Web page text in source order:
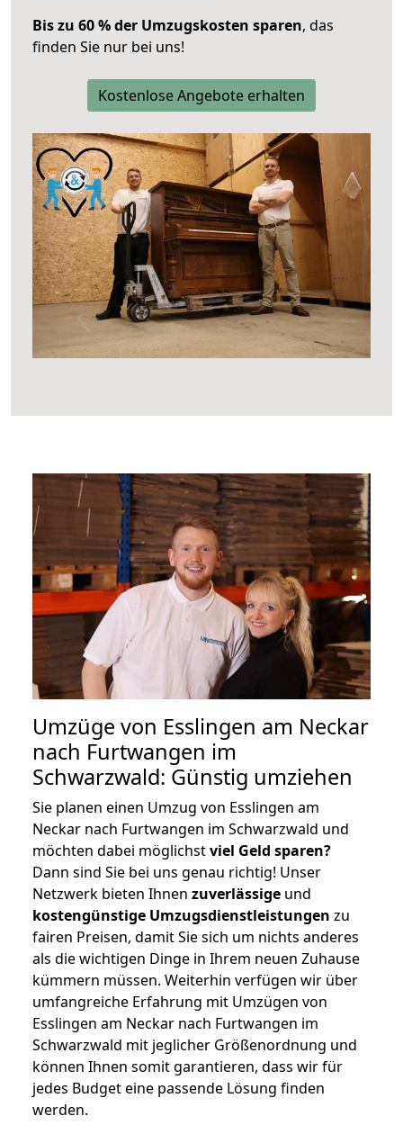
Bis zu 60 % der Umzugskosten sparen, das
finden Sie nur bei uns!
Kostenlose Angebote erhalten
Umzüge von Esslingen am Neckar
nach Furtwangen im
Schwarzwald: Günstig umziehen
Sie planen einen Umzug von Esslingen am
Neckar nach Furtwangen im Schwarzwald und
möchten dabei möglichstviel Geld sparen?
Dann sind Sie bei uns genau richtig! Unser
Netzwerk bieten Ihnen zuverlässige und
kostengünstige Umzugsdienstleistungen zu
fairen Preisen, damit Sie sich um nichts anderes
als die wichtigen Dinge in Ihrem neuen Zuhause
kümmern müssen. Weiterhin verfügen wir über
umfangreiche Erfahrung mit Umzügen von
Esslingen am Neckar nach Furtwangen im
Schwarzwald mit jeglicher Größenordnung und
können Ihnen somit garantieren, dass wir für
jedes Budget eine passende Lösung finden
werden.